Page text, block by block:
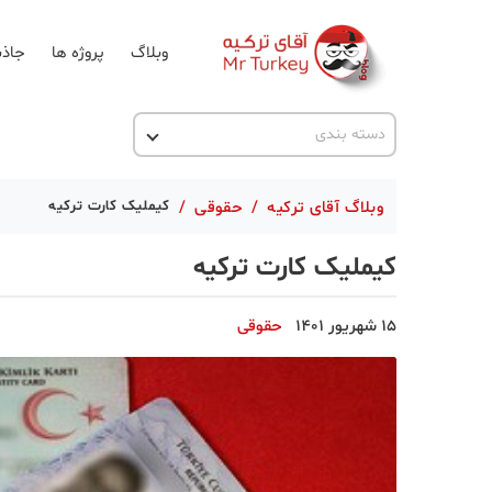
وبلاگ پروژه ها
دسته بندی
اخبار ترکیه
ترکیه گردی
جاذبه گردشگری
حقوقی
وبلاگ آقای ترکیه / حقوقی / کیملیک کارت ترکیه
کیملیک کارت ترکیه
15 شهریور 1401 حقوقی